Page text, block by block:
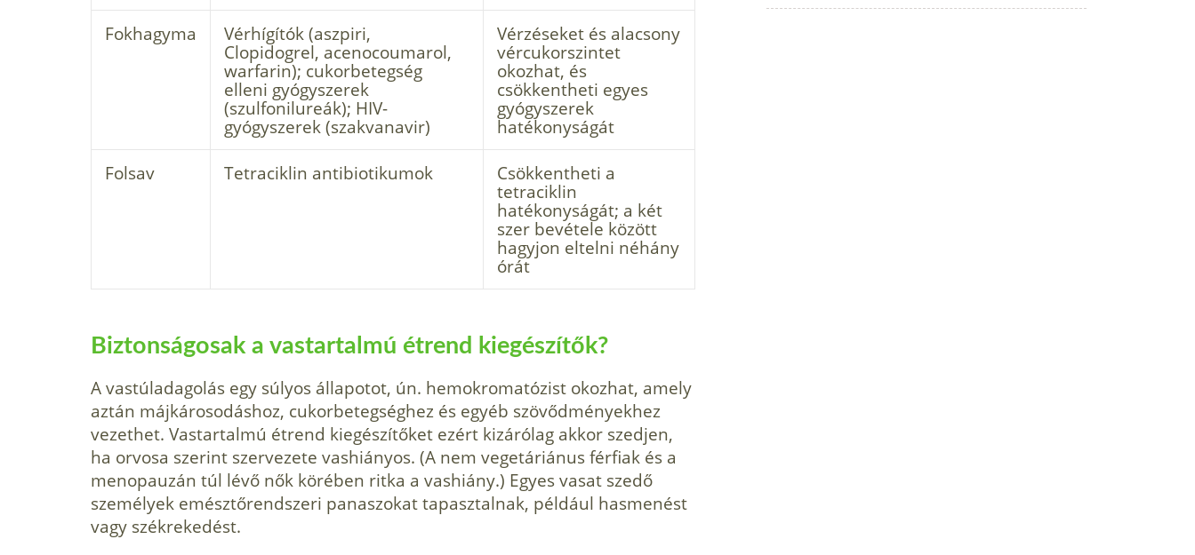
Fokhagyma
Vérhígítók (aszpiri,
Clopidogrel, acenocoumarol,
warfarin); cukorbetegség
elleni gyógyszerek
(szulfonilureák); HIV-
gyógyszerek (szakvanavir)
Vérzéseket és alacsony
vércukorszintet
okozhat, és
csökkentheti egyes
gyógyszerek
hatékonyságát
Folsav
Tetraciklin antibiotikumok Csökkentheti a
tetraciklin
hatékonyságát; a két
szer bevétele között
hagyjon eltelni néhány
órát
Biztonságosak a vastartalmú étrend kiegészítők?
A vastúladagolás egy súlyos állapotot, ún. hemokromatózist okozhat, amely
aztán májkárosodáshoz, cukorbetegséghez és egyéb szövődményekhez
vezethet. Vastartalmú étrend kiegészítőket ezért kizárólag akkor szedjen,
ha orvosa szerint szervezete vashiányos. (A nem vegetáriánus férfiak és a
menopauzán túl lévő nők körében ritka a vashiány.) Egyes vasat szedő
személyek emésztőrendszeri panaszokat tapasztalnak, például hasmenést
vagy székrekedést.